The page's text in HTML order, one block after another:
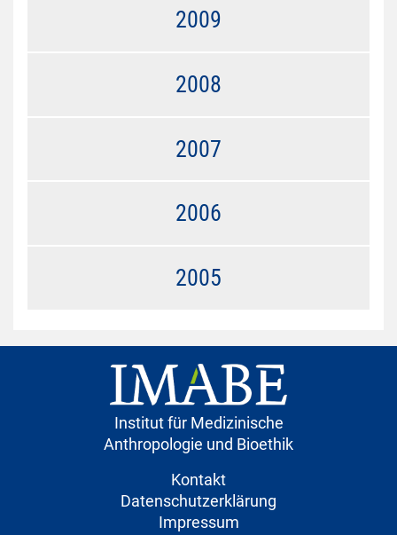
2009
2008
2007
2006
2005
Institut für Medizinische
Anthropologie und Bioethik
Kontakt
Datenschutzerklärung
Impressum